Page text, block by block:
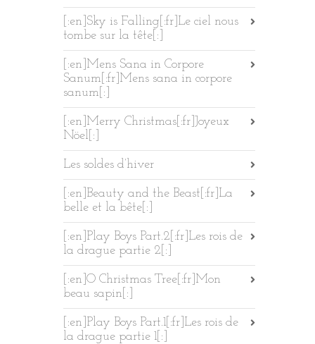
[:en]Sky is Falling[:fr]Le ciel nous
tombe sur la tête[:]
[:en]Mens Sana in Corpore
Sanum[:fr]Mens sana in corpore
sanum[:]
[:en]Merry Christmas[:fr]Joyeux
Nöel[:]
Les soldes d’hiver
[:en]Beauty and the Beast[:fr]La
belle et la bête[:]
[:en]Play Boys Part.2[:fr]Les rois de
la drague partie 2[:]
[:en]O Christmas Tree[:fr]Mon
beau sapin[:]
[:en]Play Boys Part.1[:fr]Les rois de
la drague partie 1[:]